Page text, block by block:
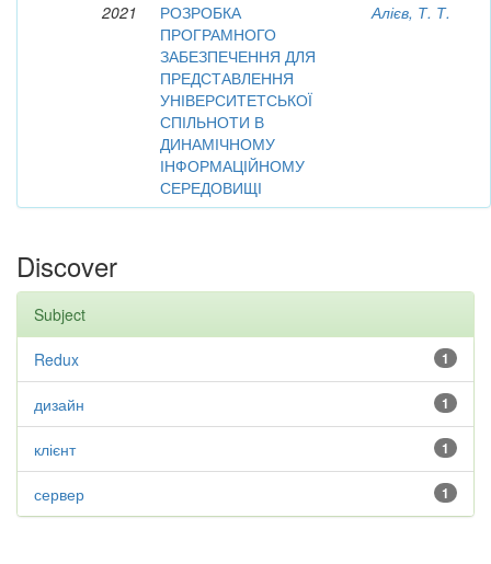
2021
РОЗРОБКА
ПРОГРАМНОГО
ЗАБЕЗПЕЧЕННЯ ДЛЯ
ПРЕДСТАВЛЕННЯ
УНІВЕРСИТЕТСЬКОЇ
СПІЛЬНОТИ В
ДИНАМІЧНОМУ
ІНФОРМАЦІЙНОМУ
СЕРЕДОВИЩІ
Алієв, Т. Т.
Discover
Subject
1
Redux
1
дизайн
1
клієнт
1
сервер